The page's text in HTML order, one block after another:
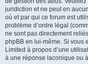
juridiction et ne peut en
où et par qui ce forum est
problème d’ordre légal
ne sont pas directement
phpBB en lui-même. Si vous
Limited à propos d’une
à une réponse laconique ou